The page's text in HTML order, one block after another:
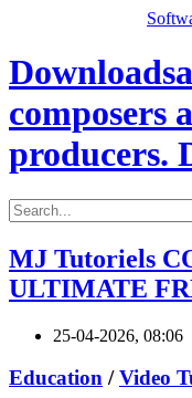
composers
producers.
MJ Tutoriels
ULTIMATE
25-04-2026, 08:06
Education /Video